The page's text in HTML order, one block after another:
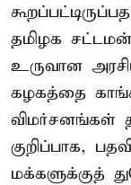
தமிழக
உருவான
கழகத்தை
விமர்சனங்கள்
குறிப்பாக,
மக்களுக்குத்